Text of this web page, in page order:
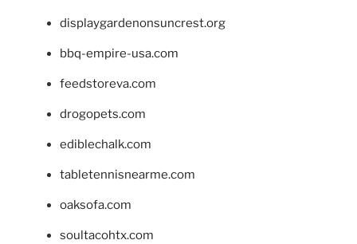
displaygardenonsuncrest.org
bbq-empire-usa.com
feedstoreva.com
drogopets.com
ediblechalk.com
tabletennisnearme.com
oaksofa.com
soultacohtx.com